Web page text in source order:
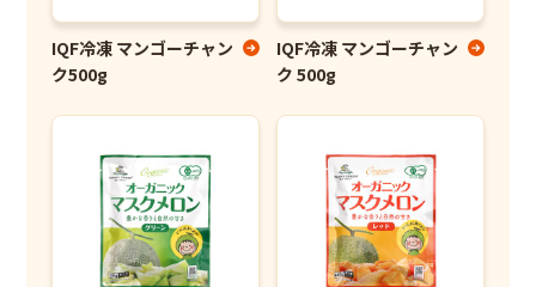
IQF冷凍 マンゴーチャン
ク500g
IQF冷凍 マンゴーチャン
ク 500g